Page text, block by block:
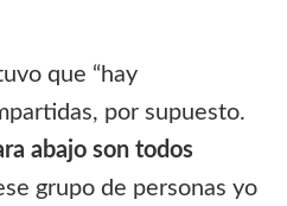
que “hay
por supuesto.
abajo son todos
grupo de personas yo